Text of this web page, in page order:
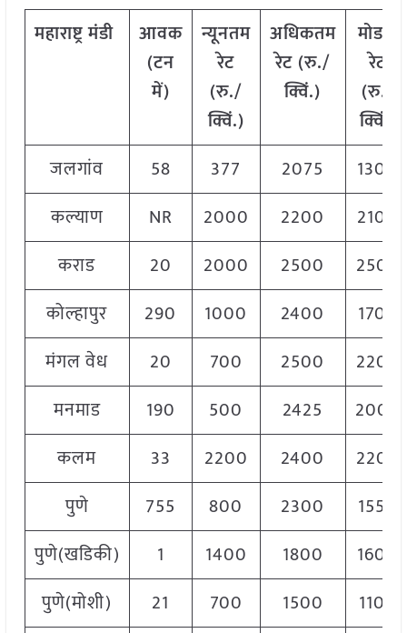
महाराष्ट्रमंडी
आवक
(टन
में)
न्यूनतम
रेट
(रु./
क्विं.)
अधिकतम
रेट (रु./
क्विं.)
मोडल
रेट
(रु./
क्विं.)
जलगांव
58 377 2075
1300
कल्याण
NR 2000 2200
2100
कराड
20 2000 2500
2500
कोल्हापुर
290 1000 2400
1700
मंगल वेध
20 700 2500
2200
मनमाड
190 500 2425
2000
कलम
33 2200 2400
2200
पुणे
755 800 2300
1550
पुणे(खडिकी)
1 1400 1800
1600
पुणे(मोशी)
21 700 1500
1100